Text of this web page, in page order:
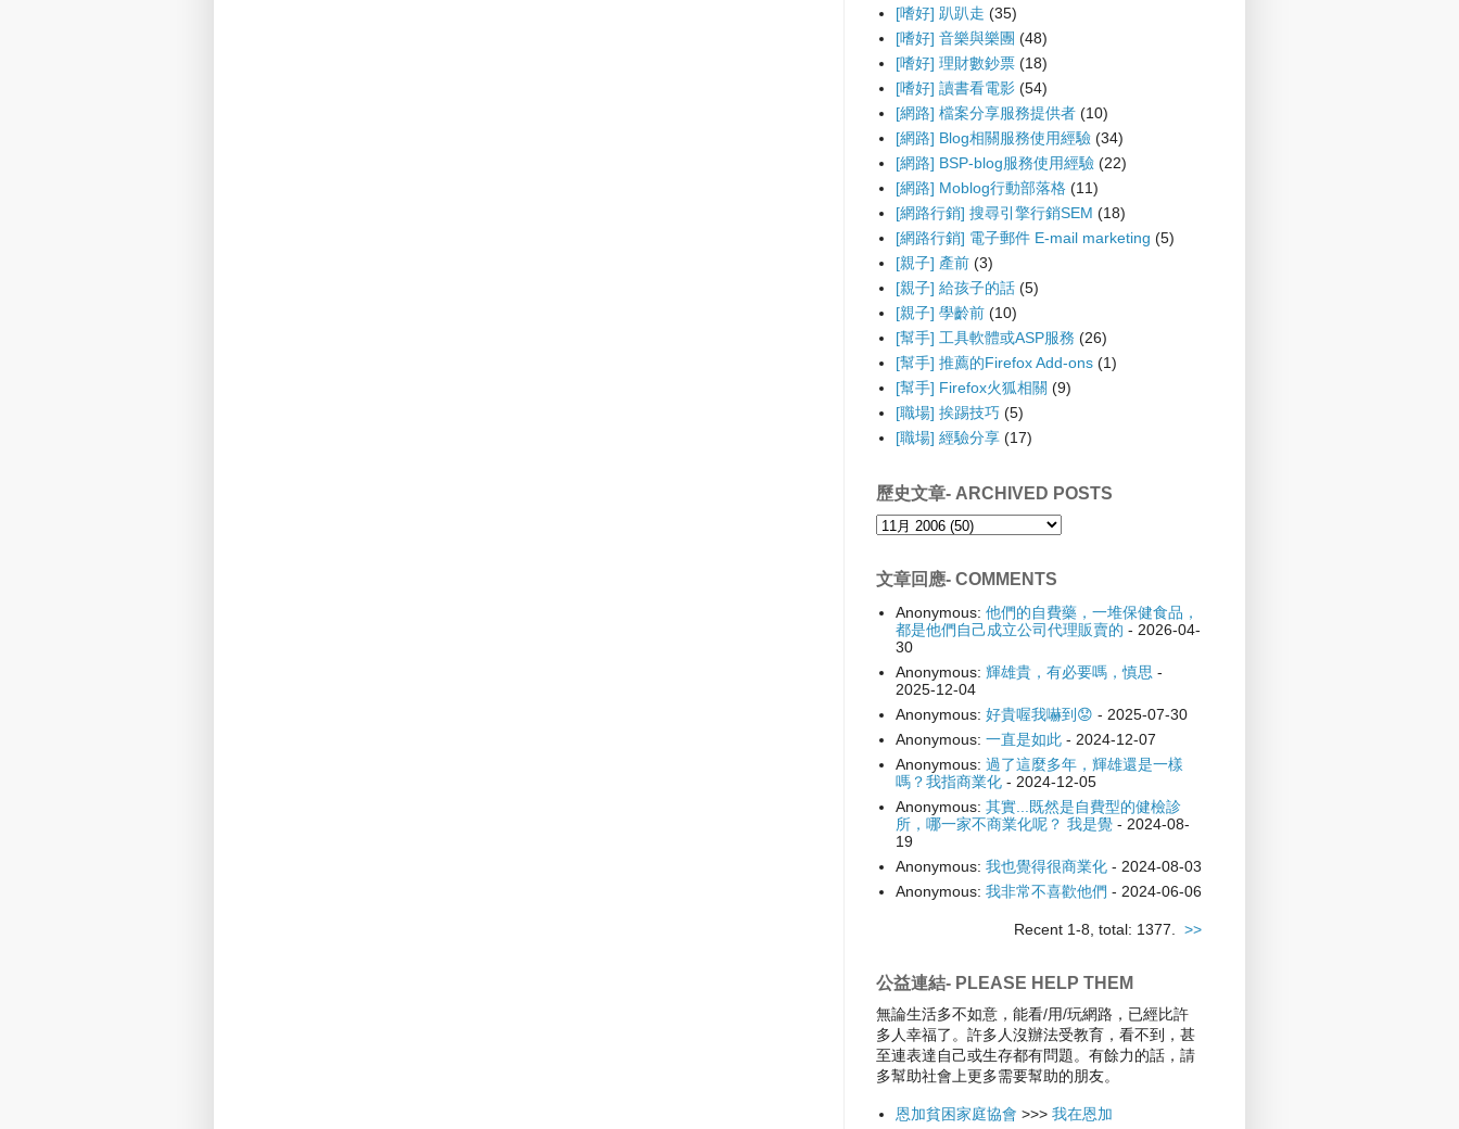
[嗜好] 趴趴走 (35)
[嗜好] 音樂與樂團 (48)
[嗜好] 理財數鈔票 (18)
[嗜好] 讀書看電影 (54)
[網路] 檔案分享服務提供者 (10)
[網路] Blog相關服務使用經驗 (34)
[網路] BSP-blog服務使用經驗 (22)
[網路] Moblog行動部落格 (11)
[網路行銷] 搜尋引擎行銷SEM (18)
[網路行銷] 電子郵件 E-mail marketing (5)
[親子] 產前 (3)
[親子] 給孩子的話 (5)
[親子] 學齡前 (10)
[幫手] 工具軟體或ASP服務 (26)
[幫手] 推薦的Firefox Add-ons (1)
[幫手] Firefox火狐相關 (9)
[職場] 挨踢技巧 (5)
[職場] 經驗分享 (17)
歷史文章- ARCHIVED POSTS
文章回應- COMMENTS
Anonymous: 他們的自費藥，一堆保健食品，
都是他們自己成立公司代理販賣的 - 2026-04-
30
Anonymous: 輝雄貴，有必要嗎，慎思 -
2025-12-04
Anonymous: 好貴喔我嚇到😟 - 2025-07-30
Anonymous: 一直是如此- 2024-12-07
Anonymous: 過了這麼多年，輝雄還是一樣
嗎？我指商業化- 2024-12-05
Anonymous: 其實...既然是自費型的健檢診
所，哪一家不商業化呢？ 我是覺- 2024-08-
19
Anonymous: 我也覺得很商業化- 2024-08-03
Anonymous: 我非常不喜歡他們 - 2024-06-06
Recent 1-8, total: 1377. >>
公益連結- PLEASE HELP THEM
無論生活多不如意，能看/用/玩網路，已經比許
多人幸福了。許多人沒辦法受教育，看不到，甚
至連表達自己或生存都有問題。有餘力的話，請
多幫助社會上更多需要幫助的朋友。
恩加貧困家庭協會 >>> 我在恩加